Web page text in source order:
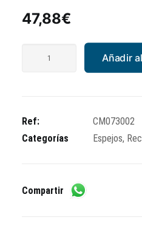
47,88€
Añadir
Ref:
CM073002
Categorías
Espejos,
Compartir